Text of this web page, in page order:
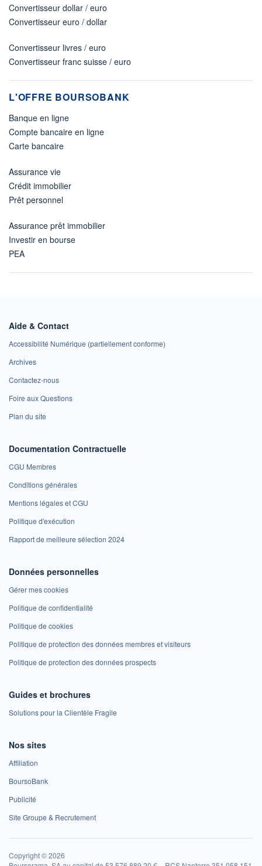
Convertisseur dollar / euro
Convertisseur euro / dollar
Convertisseur livres / euro
Convertisseur franc suisse / euro
L'OFFRE BOURSOBANK
Banque en ligne
Compte bancaire en ligne
Carte bancaire
Assurance vie
Crédit immobilier
Prêt personnel
Assurance prêt immobilier
Investir en bourse
PEA
Aide & Contact
Accessibilité Numérique (partiellement conforme)
Archives
Contactez-nous
Foire aux Questions
Plan du site
Documentation Contractuelle
CGU Membres
Conditions générales
Mentions légales et CGU
Politique d'exécution
Rapport de meilleure sélection 2024
Données personnelles
Gérer mes cookies
Politique de confidentialité
Politique de cookies
Politique de protection des données membres et visiteurs
Politique de protection des données prospects
Guides et brochures
Solutions pour la Clientèle Fragile
Nos sites
Affiliation
BoursoBank
Publicité
Site Groupe & Recrutement
Copyright © 2026